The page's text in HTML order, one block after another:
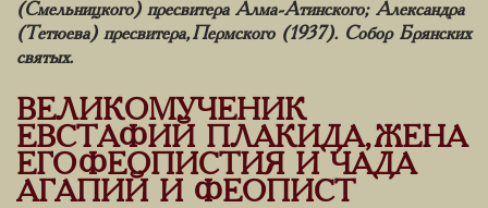
(Смельницкого) пресвитера Алма-Атинского; Александра
(Тетюева) пресвитера, Пермского (1937). Собор Брянских
святых.
ВЕЛИКОМУЧЕНИК
ЕВСТАФИЙ ПЛАКИДА, ЖЕНА
ЕГО ФЕОПИСТИЯ И ЧАДА
АГАПИЙ И ФЕОПИСТ